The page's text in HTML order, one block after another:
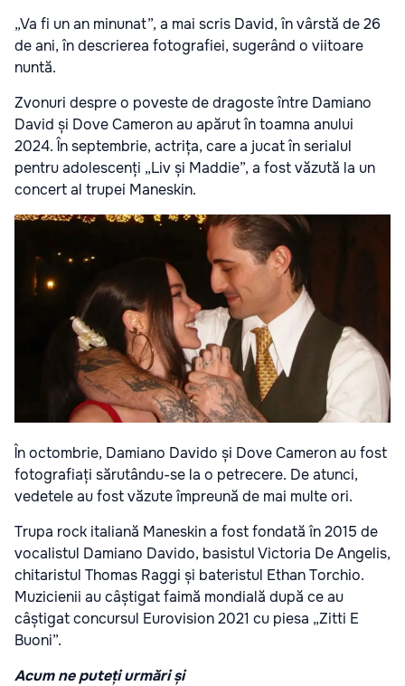
„Va fi un an minunat”, a mai scris David, în vârstă de 26
de ani, în descrierea fotografiei, sugerând o viitoare
nuntă.
Zvonuri despre o poveste de dragoste între Damiano
David și Dove Cameron au apărut în toamna anului
2024. În septembrie, actrița, care a jucat în serialul
pentru adolescenți „Liv și Maddie”, a fost văzută la un
concert al trupei Maneskin.
În octombrie, Damiano Davido și Dove Cameron au fost
fotografiați sărutându-se la o petrecere. De atunci,
vedetele au fost văzute împreună de mai multe ori.
Trupa rock italiană Maneskin a fost fondată în 2015 de
vocalistul Damiano Davido, basistul Victoria De Angelis,
chitaristul Thomas Raggi și bateristul Ethan Torchio.
Muzicienii au câștigat faimă mondială după ce au
câștigat concursul Eurovision 2021 cu piesa „Zitti E
Buoni”.
Acum ne puteți urmări și